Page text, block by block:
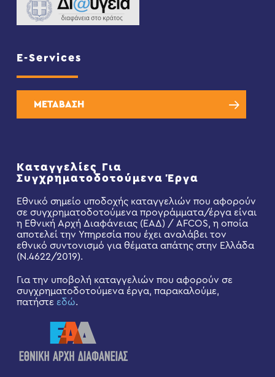
E-Services
ΜΕΤΑΒΑΣΗ
Καταγγελίες Για
Συγχρηματοδοτούμενα Έργα
Εθνικό σημείο υποδοχής καταγγελιών που αφορούν
σε συγχρηματοδοτούμενα προγράμματα/έργα είναι
η Εθνική Αρχή Διαφάνειας (ΕΑΔ) / AFCOS, η οποία
αποτελεί την Υπηρεσία που έχει αναλάβει τον
εθνικό συντονισμό για θέματα απάτης στην Ελλάδα
(Ν.4622/2019).
Για την υποβολή καταγγελιών που αφορούν σε
συγχρηματοδοτούμενα έργα, παρακαλούμε,
πατήστε εδώ.